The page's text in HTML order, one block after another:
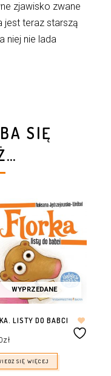
zjawisko zwane
jest teraz starszą
niej nie lada
SIĘ
WYPRZEDANE
LISTY DO BABCI
zł
SIĘ WIĘCEJ